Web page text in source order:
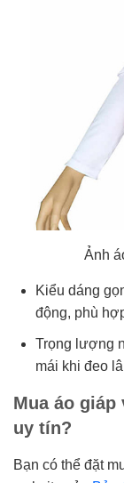
Ảnh
Kiểu dáng
động, phù
Trọng lượng
mái khi đeo
Mua áo giáp
uy tín?
Bạn có thể đặt